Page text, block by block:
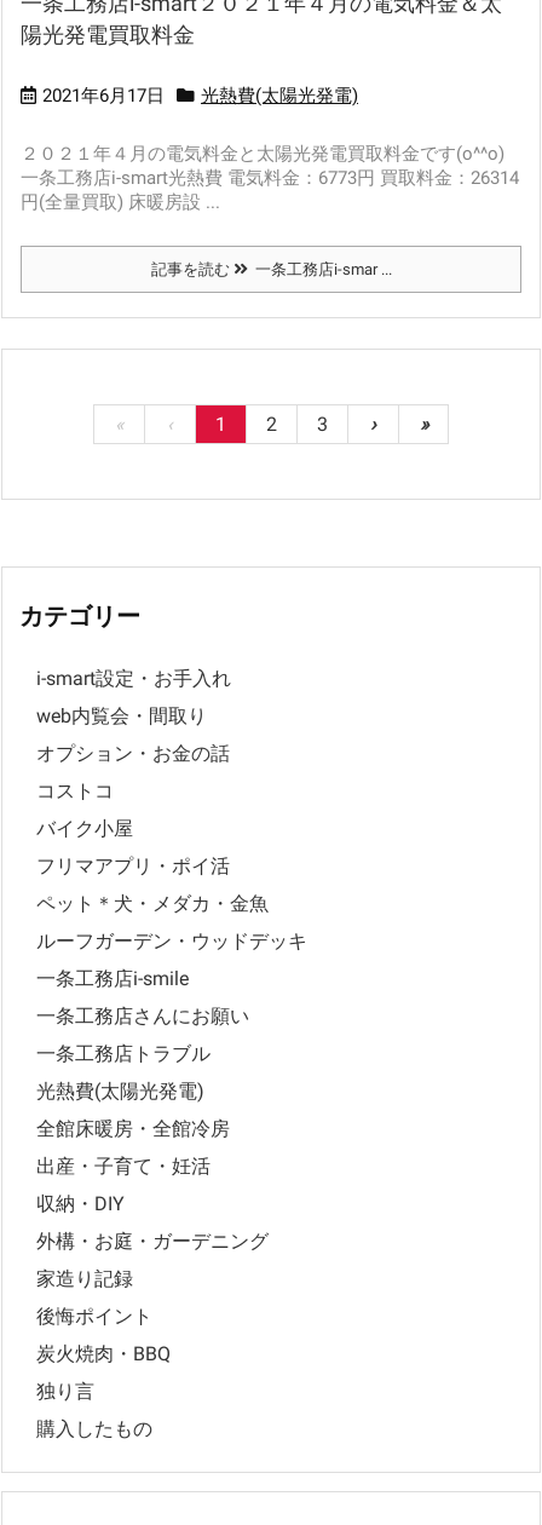
陽光発電買取料金
2021年6月17日 光熱費(太陽光発電)
２０２１年４月の電気料金と太陽光発電買取料金です(o^^o)
一条工務店i-smart光熱費 電気料金：6773円 買取料金：26314
円(全量買取) 床暖房設 ...
記事を読む 一条工務店i-smar ...
« ‹ 1 2 3 › »
カテゴリー
i-smart設定・お手入れ
web内覧会・間取り
オプション・お金の話
コストコ
バイク小屋
フリマアプリ・ポイ活
ペット＊犬・メダカ・金魚
ルーフガーデン・ウッドデッキ
一条工務店i-smile
一条工務店さんにお願い
一条工務店トラブル
光熱費(太陽光発電)
全館床暖房・全館冷房
出産・子育て・妊活
収納・DIY
外構・お庭・ガーデニング
家造り記録
後悔ポイント
炭火焼肉・BBQ
独り言
購入したもの